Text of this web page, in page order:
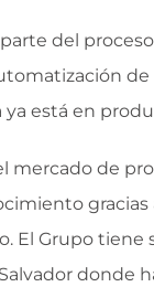
del
ya está en
mercado de
El Grupo tiene
donde